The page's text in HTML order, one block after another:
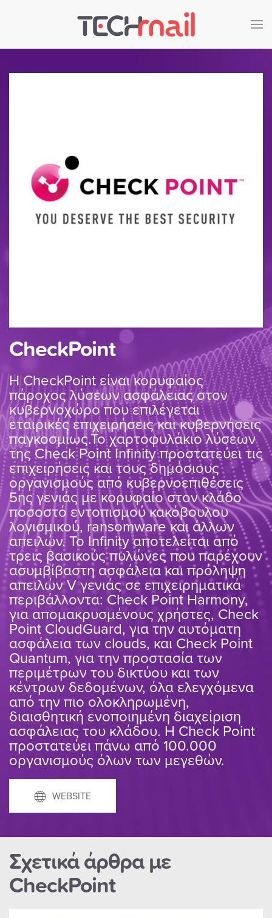
Skip to main content
CheckPoint
Η CheckPoint είναι κορυφαίος
πάροχος λύσεων ασφάλειας στον
κυβερνοχώρο που επιλέγεται
εταιρικές επιχειρήσεις και κυβερνήσεις
παγκοσμίως.Το χαρτοφυλάκιο λύσεων
της Check Point Infinity προστατεύει τις
επιχειρήσεις και τους δημόσιους
οργανισμούς από κυβερνοεπιθέσεις
5ης γενιάς με κορυφαίο στον κλάδο
ποσοστό εντοπισμού κακόβουλου
λογισμικού, ransomware και άλλων
απειλών. Το Infinity αποτελείται από
τρεις βασικούς πυλώνες που παρέχουν
ασυμβίβαστη ασφάλεια και πρόληψη
απειλών V γενιάς σε επιχειρηματικά
περιβάλλοντα: Check Point Harmony,
για απομακρυσμένους χρήστες, Check
Point CloudGuard, για την αυτόματη
ασφάλεια των clouds, και Check Point
Quantum, για την προστασία των
περιμέτρων του δικτύου και των
κέντρων δεδομένων, όλα ελεγχόμενα
από την πιο ολοκληρωμένη,
διαισθητική ενοποιημένη διαχείριση
ασφάλειας του κλάδου. Η Check Point
προστατεύει πάνω από 100.000
οργανισμούς όλων των μεγεθών.
WEBSITE
Σχετικά άρθρα με
CheckPoint